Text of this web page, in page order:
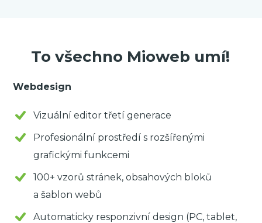
To všechno Mioweb umí!
Webdesign
Vizuální editor třetí generace
Profesionální prostředí s rozšířenými
grafickými funkcemi
100+ vzorů stránek, obsahových bloků
a šablon webů
Automaticky responzivní design (PC, tablet,